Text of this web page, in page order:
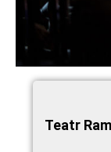
Teatr